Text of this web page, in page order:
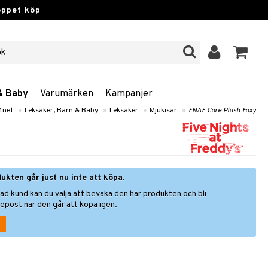
köp
Baby Varumärken Kampanjer
» Leksaker, Barn & Baby » Leksaker » Mjukisar » FNAF Core Plush Foxy
går just nu inte att köpa.
kund kan du välja att bevaka den här produkten och bli
när den går att köpa igen.